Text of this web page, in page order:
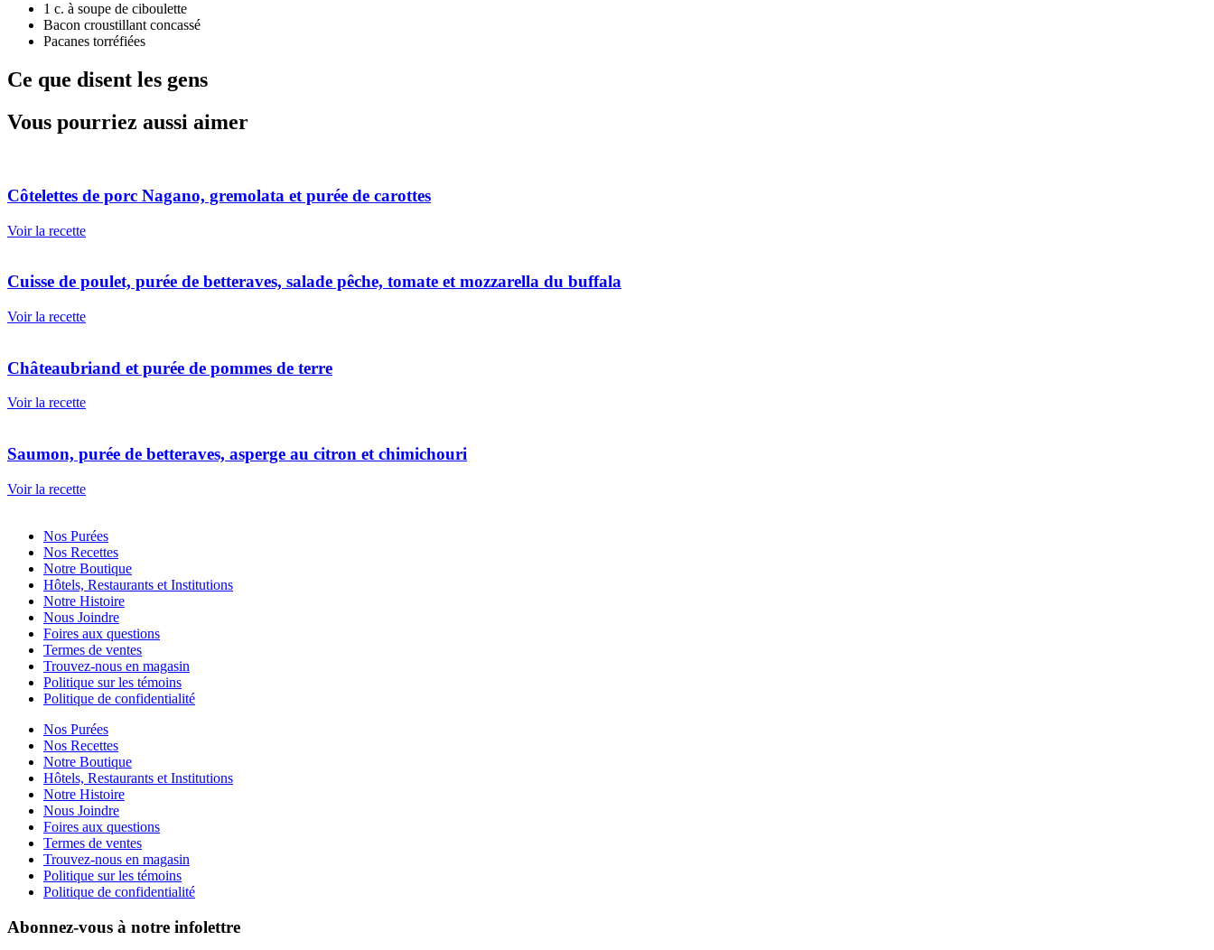
1 c. à soupe de ciboulette
Bacon croustillant concassé
Pacanes torréfiées
Ce que disent les gens
Vous pourriez aussi aimer
Côtelettes de porc Nagano, gremolata et purée de carottes
Voir la recette
Cuisse de poulet, purée de betteraves, salade pêche, tomate et mozzarella du buffala
Voir la recette
Châteaubriand et purée de pommes de terre
Voir la recette
Saumon, purée de betteraves, asperge au citron et chimichouri
Voir la recette
Nos Purées
Nos Recettes
Notre Boutique
Hôtels, Restaurants et Institutions
Notre Histoire
Nous Joindre
Foires aux questions
Termes de ventes
Trouvez-nous en magasin
Politique sur les témoins
Politique de confidentialité
Nos Purées
Nos Recettes
Notre Boutique
Hôtels, Restaurants et Institutions
Notre Histoire
Nous Joindre
Foires aux questions
Termes de ventes
Trouvez-nous en magasin
Politique sur les témoins
Politique de confidentialité
Abonnez-vous à notre infolettre